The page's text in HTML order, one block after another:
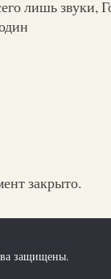
лишь звуки,
закрыто.
защищены.